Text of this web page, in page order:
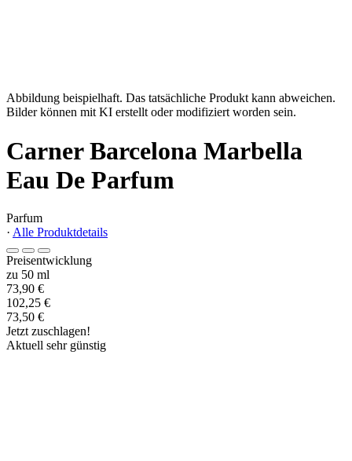
Abbildung beispielhaft. Das tatsächliche Produkt kann abweichen.
Bilder können mit KI erstellt oder modifiziert worden sein.
Carner Barcelona Marbella
Eau De Parfum
Parfum
· Alle Produktdetails
Preisentwicklung
zu 50 ml
73,90 €
102,25 €
73,50 €
Jetzt zuschlagen!
Aktuell sehr günstig